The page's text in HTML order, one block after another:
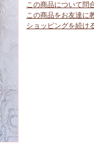
この商品について問
この商品をお友達に
ショッピングを続け